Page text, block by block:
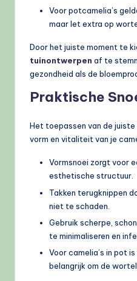
Voor potcamelia’s
maar let extra op
Door het juiste moment te
tuinontwerpen af te
gezondheid als de
Praktische
Het toepassen van de
vorm en vitaliteit van je
Vormsnoei zorgt voor
esthetische structuur.
Takken terugknippen
niet te schaden.
Gebruik scherpe,
te minimaliseren en
Voor camelia’s in pot
belangrijk om de